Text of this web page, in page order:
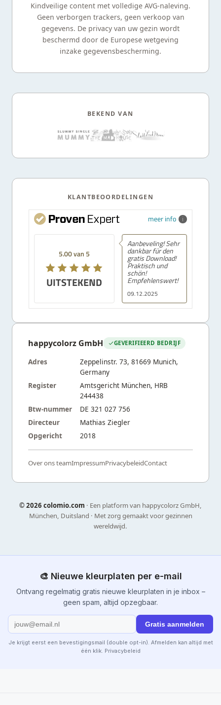
Kindveilige content met volledige AVG-naleving.
Geen verborgen trackers, geen verkoop van
gegevens. De privacy van uw gezin wordt
beschermd door de Europese wetgeving
inzake gegevensbescherming.
BEKEND VAN
KLANTBEOORDELINGEN
meer info
5.00 van 5
UITSTEKEND
09.12.2025
Aanbeveling! Sehr
dankbar für den
gratis Download!
Praktisch und
schön!
Empfehlenswert!
happycolorz GmbH GEVERIFIEERD BEDRIJF
Adres
Zeppelinstr. 73, 81669 Munich,
Germany
Register
Amtsgericht München, HRB
244438
Btw-nummer
DE 321 027 756
Directeur
Mathias Ziegler
Opgericht
2018
Over ons teamImpressumPrivacybeleidContact
©2026 colomio.com · Een platform van happycolorz GmbH,
München, Duitsland · Met zorg gemaakt voor gezinnen
wereldwijd.
🎨 Nieuwe kleurplaten per e-mail
Ontvang regelmatig gratis nieuwe kleurplaten in je inbox –
geen spam, altijd opzegbaar.
Gratis aanmelden
Je krijgt eerst een bevestigingsmail (double opt-in). Afmelden kan altijd met
één klik. Privacybeleid